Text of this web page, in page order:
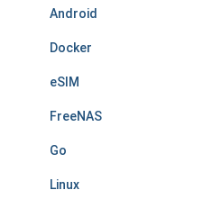
Android
Docker
eSIM
FreeNAS
Go
Linux